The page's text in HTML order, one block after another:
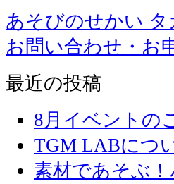
あそびのせかい
お問い合わせ・お
最近の投稿
8月イベントの
TGM LABにつ
素材であそぶ